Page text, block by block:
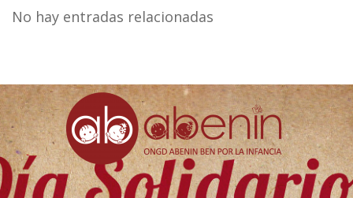
No hay entradas relacionadas